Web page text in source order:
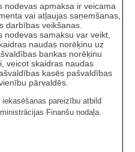
nodevas apmaksa ir veicama
vai atļaujas saņemšanas,
darbības veikšanas.
nodevas samaksu var veikt,
naudas norēķinu uz
bankas norēķinu
veicot skaidras naudas
kasēs pašvaldības
pārvaldēs.
iekasēšanas pareizību atbild
Finanšu nodaļa.